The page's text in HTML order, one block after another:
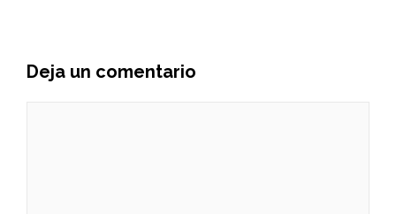
Deja un comentario